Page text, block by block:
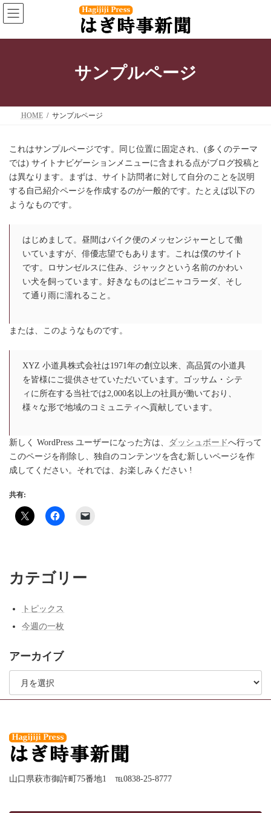
コ
ン
テ
ン
ナ
ビ
ゲ
ー
サンプルページ
HOME サンプルページ
これはサンプルページです。同じ位置に固定され、(多くのテーマ
では) サイトナビゲーションメニューに含まれる点がブログ投稿と
は異なります。まずは、サイト訪問者に対して自分のことを説明
する自己紹介ページを作成するのが一般的です。たとえば以下の
ようなものです。
はじめまして。昼間はバイク便のメッセンジャーとして働
いていますが、俳優志望でもあります。これは僕のサイト
です。ロサンゼルスに住み、ジャックという名前のかわい
い犬を飼っています。好きなものはピニャコラーダ、そし
て通り雨に濡れること。
または、このようなものです。
XYZ 小道具株式会社は1971年の創立以来、高品質の小道具
を皆様にご提供させていただいています。ゴッサム・シテ
ィに所在する当社では2,000名以上の社員が働いており、
様々な形で地域のコミュニティへ貢献しています。
新しく WordPress ユーザーになった方は、 ダッシュボードへ行って
このページを削除し、独自のコンテンツを含む新しいページを作
成してください。それでは、お楽しみください !
共有:
カテゴリー
トピックス
今週の一枚
アーカイブ
ア
イ
山口県萩市御許町75番地1 ℡0838-25-8777